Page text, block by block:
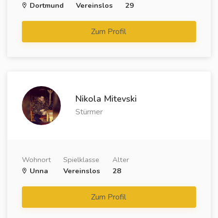
Dortmund
Vereinslos
29
Zum Profil
Nikola Mitevski
Stürmer
Wohnort
Unna
Spielklasse
Vereinslos
Alter
28
Zum Profil